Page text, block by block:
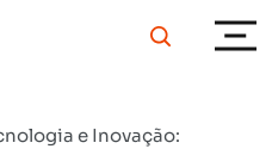
e Inovação: